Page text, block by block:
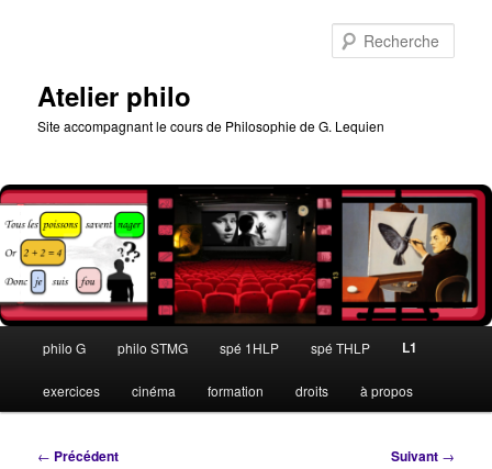
Atelier philo
Site accompagnant le cours de Philosophie de G. Lequien
principal
philo G philo STMG spé 1HLP spé THLP L1
exercices cinéma formation droits à propos
Navigation
← Précédent Suivant →